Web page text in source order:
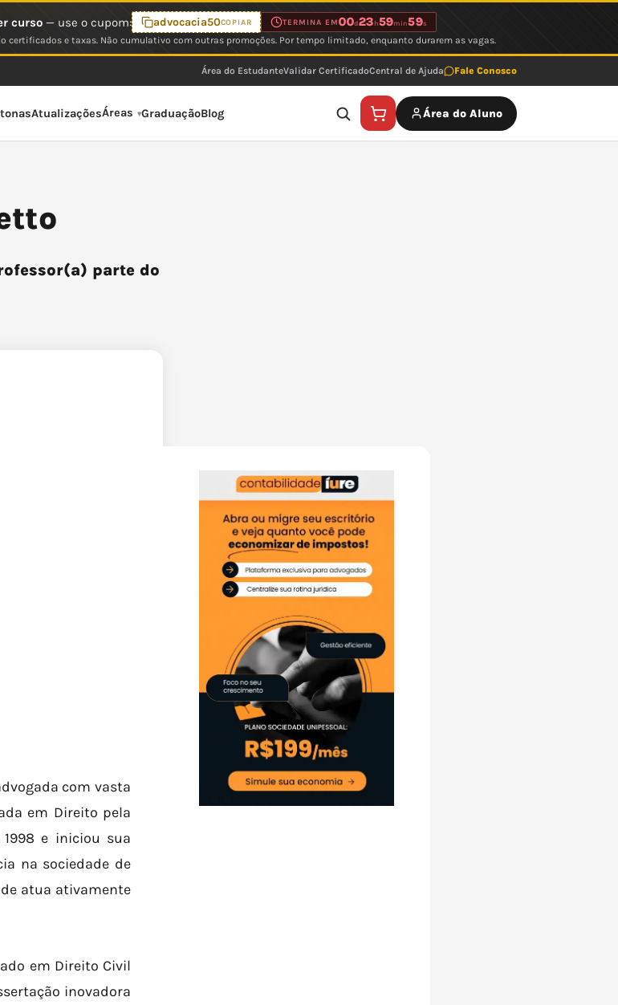
curso— use o cupom: advocacia50COPIAR TERMINA EM00d23 h59min59s
certificados e taxas. Não cumulativo com outras promoções. Por tempo limitado, enquanto durarem as vagas.
Área do EstudanteValidar CertificadoCentral de Ajuda Fale Conosco
AtualizaçõesÁreas GraduaçãoBlog Área do Aluno
parte do
com vasta
em Direito pela
e iniciou sua
na sociedade de
atua ativamente
em Direito Civil
inovadora